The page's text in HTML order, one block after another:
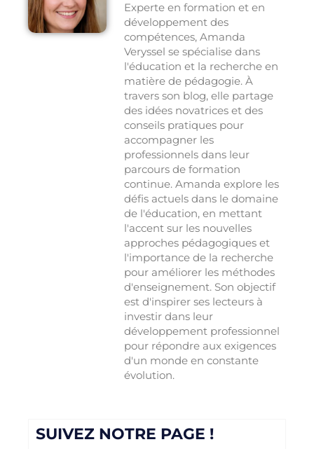
Experte en formation et en
développement des
compétences, Amanda
Veryssel se spécialise dans
l'éducation et la recherche en
matière de pédagogie. À
travers son blog, elle partage
des idées novatrices et des
conseils pratiques pour
accompagner les
professionnels dans leur
parcours de formation
continue. Amanda explore les
défis actuels dans le domaine
de l'éducation, en mettant
l'accent sur les nouvelles
approches pédagogiques et
l'importance de la recherche
pour améliorer les méthodes
d'enseignement. Son objectif
est d'inspirer ses lecteurs à
investir dans leur
développement professionnel
pour répondre aux exigences
d'un monde en constante
évolution.
SUIVEZ NOTRE PAGE !